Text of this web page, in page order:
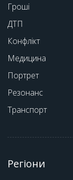
Гроші
ДТП
Конфлікт
Медицина
Портрет
Резонанс
Транспорт
Регіони